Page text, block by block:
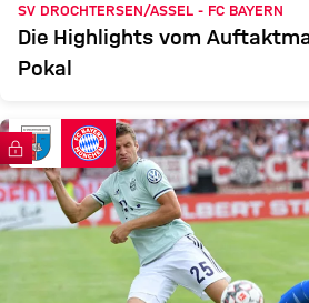
SV DROCHTERSEN/ASSEL - FC BAYERN
Die Highlights vom
Pokal
FC Bayern TV PLUS